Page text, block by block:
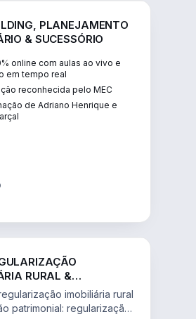
PLANEJAMENTO
& SUCESSÓRIO
online com aulas ao vivo e
em tempo real
reconhecida pelo MEC
de Adriano Henrique e
RURAL &
PATRIMONIALimobiliária rural
patrimonial: regularização